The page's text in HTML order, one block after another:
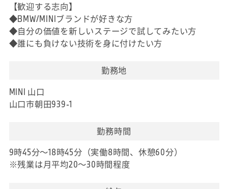
【歓迎する志向】
◆BMW/MINIブランドが好きな方
◆自分の価値を新しいステージで試してみたい方
◆誰にも負けない技術を身に付けたい方
勤務地
MINI 山口
山口市朝田939-1
勤務時間
9時45分～18時45分（実働8時間、休憩60分）
※残業は月平均20～30時間程度